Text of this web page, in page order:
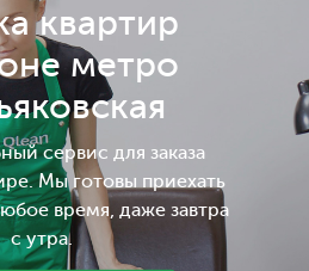
квартир
метро
сервис для заказа
Мы готовы приехать
время, даже завтра
с утра.